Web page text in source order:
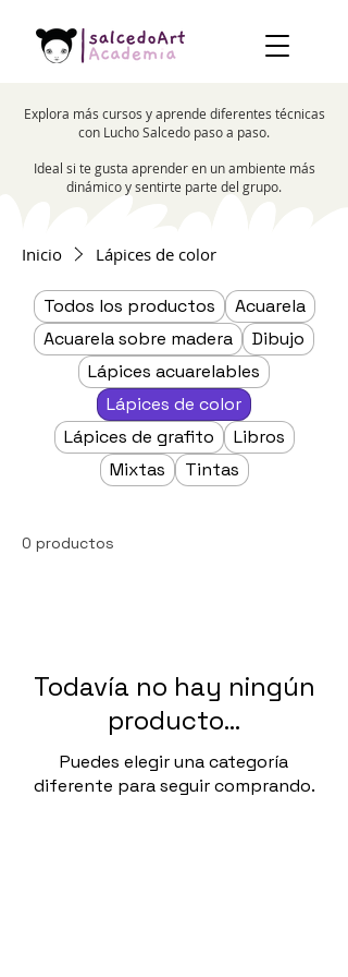
Explora más cursos y aprende diferentes técnicas
con Lucho Salcedo paso a paso.
Ideal si te gusta aprender en un ambiente más
dinámico y sentirte parte del grupo.​
Inicio Lápices de color
Todos los productos
Acuarela
Acuarela sobre madera
Dibujo
Lápices acuarelables
Lápices de color
Lápices de grafito
Libros
Mixtas
Tintas
0 productos
Todavía no hay ningún
producto...
Puedes elegir una categoría
diferente para seguir comprando.